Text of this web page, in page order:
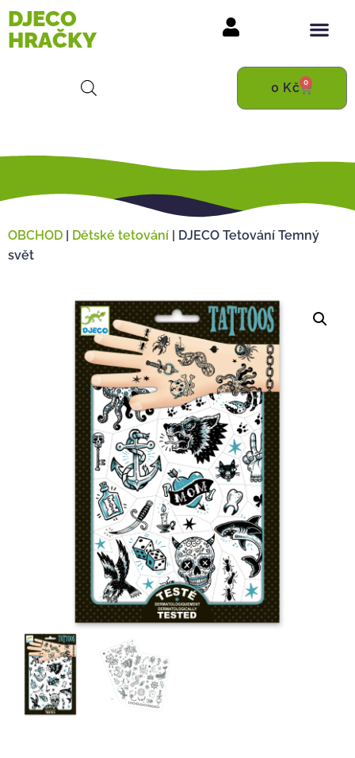
DJECO
HRAČKY
0 Kč 0
OBCHOD | Dětské tetování | DJECO Tetování Temný
svět